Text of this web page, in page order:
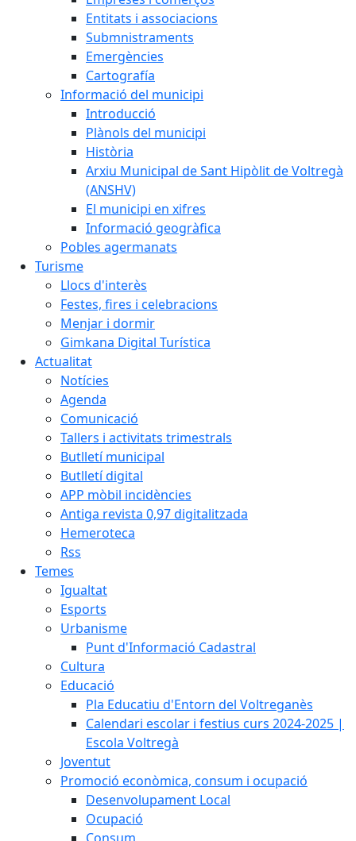
Entitats i associacions
Submnistraments
Emergències
Cartografía
Informació del municipi
Introducció
Plànols del municipi
Història
Arxiu Municipal de Sant Hipòlit de Voltregà
(ANSHV)
El municipi en xifres
Informació geogràfica
Pobles agermanats
Turisme
Llocs d'interès
Festes, fires i celebracions
Menjar i dormir
Gimkana Digital Turística
Actualitat
Notícies
Agenda
Comunicació
Tallers i activitats trimestrals
Butlletí municipal
Butlletí digital
APP mòbil incidències
Antiga revista 0,97 digitalitzada
Hemeroteca
Rss
Temes
Igualtat
Esports
Urbanisme
Punt d'Informació Cadastral
Cultura
Educació
Pla Educatiu d'Entorn del Voltreganès
Calendari escolar i festius curs 2024-2025 |
Escola Voltregà
Joventut
Promoció econòmica, consum i ocupació
Desenvolupament Local
Ocupació